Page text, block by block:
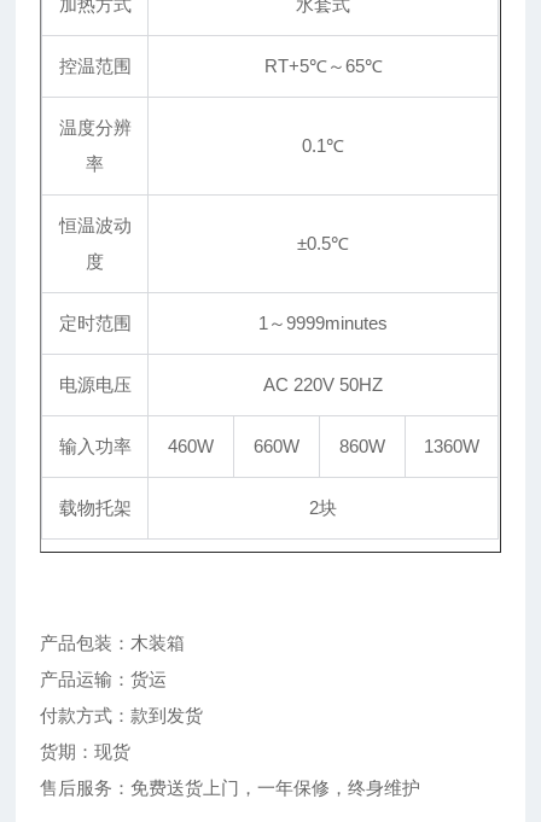
加热方式 水套式
控温范围 RT+5℃～65℃
温度分辨
率
0.1℃
恒温波动
度
±0.5℃
定时范围 1～9999minutes
电源电压 AC 220V 50HZ
输入功率 460W 660W 860W 1360W
载物托架 2块
产品包装：木装箱
产品运输：货运
付款方式：款到发货
货期：现货
售后服务：免费送货上门，一年保修，终身维护